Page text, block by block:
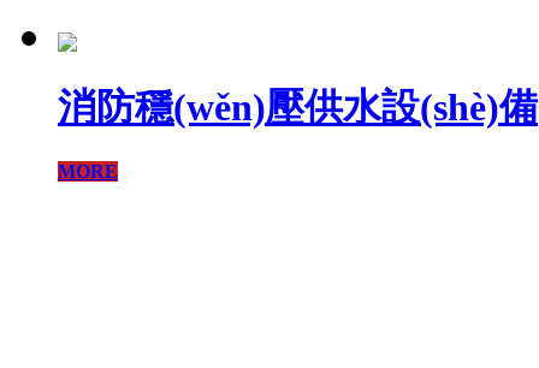
消防穩(wěn)壓供水設(shè)備
MORE